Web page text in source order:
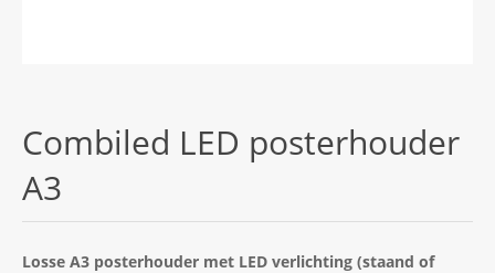
Combiled LED posterhouder
A3
Losse A3 posterhouder met LED verlichting (staand of